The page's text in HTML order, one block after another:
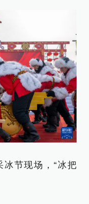
节现场，“冰把